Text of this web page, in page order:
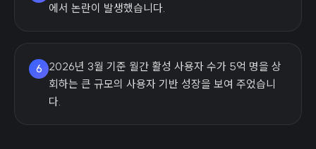
에서 논란이 발생했습니다.
6
2026년 3월 기준 월간 활성 사용자 수가 5억 명을 상
회하는 큰 규모의 사용자 기반 성장을 보여 주었습니
다.